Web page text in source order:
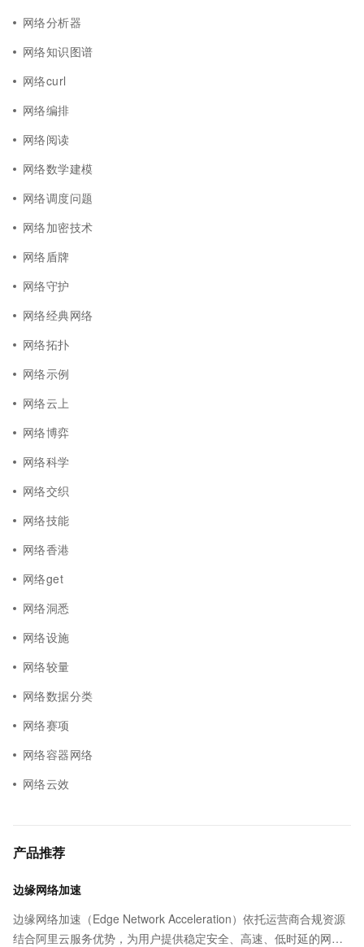
网络分析器
网络知识图谱
网络curl
网络编排
网络阅读
网络数学建模
网络调度问题
网络加密技术
网络盾牌
网络守护
网络经典网络
网络拓扑
网络示例
网络云上
网络博弈
网络科学
网络交织
网络技能
网络香港
网络get
网络洞悉
网络设施
网络较量
网络数据分类
网络赛项
网络容器网络
网络云效
产品推荐
边缘网络加速
边缘网络加速（Edge Network Acceleration）依托运营商合规资源
结合阿里云服务优势，为用户提供稳定安全、高速、低时延的网络